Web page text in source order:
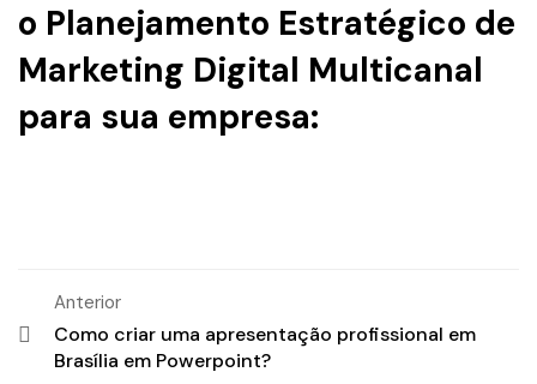
o Planejamento Estratégico de
Marketing Digital Multicanal
para sua empresa:
Anterior
Como criar uma apresentação profissional em
Brasília em Powerpoint?